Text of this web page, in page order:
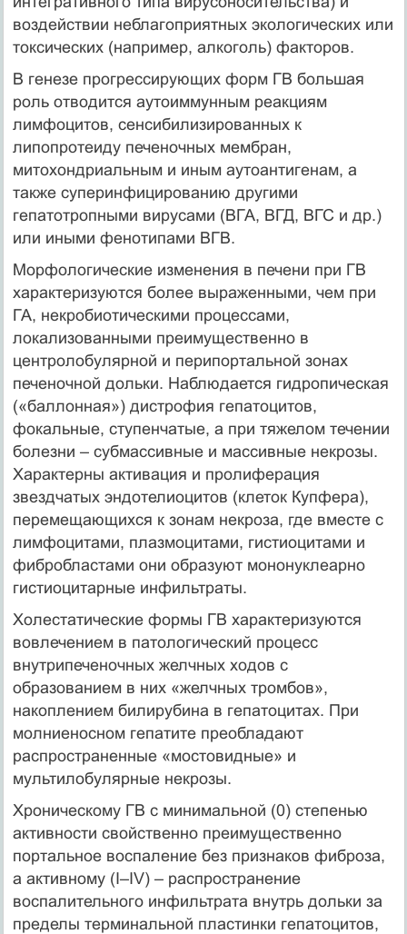
воздействии неблагоприятных экологических или
токсических (например, алкоголь) факторов.
В генезе прогрессирующих форм ГВ большая
роль отводится аутоиммунным реакциям
лимфоцитов, сенсибилизированных к
липопротеиду печеночных мембран,
митохондриальным и иным аутоантигенам, а
также суперинфицированию другими
гепатотропными вирусами (ВГА, ВГД, ВГС и др.)
или иными фенотипами ВГВ.
Морфологические изменения в печени при ГВ
характеризуются более выраженными, чем при
ГА, некробиотическими процессами,
локализованными преимущественно в
центролобулярной и перипортальной зонах
печеночной дольки. Наблюдается гидропическая
(«баллонная») дистрофия гепатоцитов,
фокальные, ступенчатые, а при тяжелом течении
болезни – субмассивные и массивные некрозы.
Характерны активация и пролиферация
звездчатых эндотелиоцитов (клеток Купфера),
перемещающихся к зонам некроза, где вместе с
лимфоцитами, плазмоцитами, гистиоцитами и
фибробластами они образуют мононуклеарно
гистиоцитарные инфильтраты.
Холестатические формы ГВ характеризуются
вовлечением в патологический процесс
внутрипеченочных желчных ходов с
образованием в них «желчных тромбов»,
накоплением билирубина в гепатоцитах. При
молниеносном гепатите преобладают
распространенные «мостовидные» и
мультилобулярные некрозы.
Хроническому ГВ с минимальной (0) степенью
активности свойственно преимущественно
портальное воспаление без признаков фиброза,
а активному (I–IV) – распространение
воспалительного инфильтрата внутрь дольки за
пределы терминальной пластинки гепатоцитов,